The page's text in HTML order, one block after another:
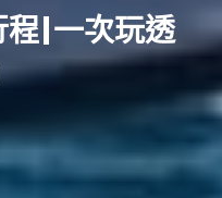
|一次玩透